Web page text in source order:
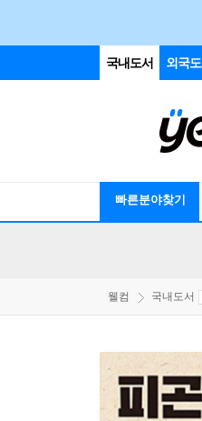
국내도서 외국
빠른분야찾기
웰컴 국내도서